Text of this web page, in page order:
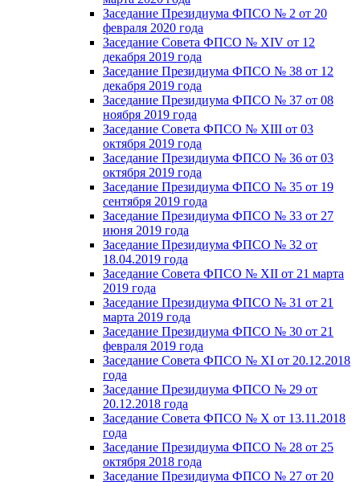
Заседание Президиума ФПСО № 2 от 20
февраля 2020 года
Заседание Совета ФПСО № XIV от 12
декабря 2019 года
Заседание Президиума ФПСО № 38 от 12
декабря 2019 года
Заседание Президиума ФПСО № 37 от 08
ноября 2019 года
Заседание Совета ФПСО № XIII от 03
октября 2019 года
Заседание Президиума ФПСО № 36 от 03
октября 2019 года
Заседание Президиума ФПСО № 35 от 19
сентября 2019 года
Заседание Президиума ФПСО № 33 от 27
июня 2019 года
Заседание Президиума ФПСО № 32 от
18.04.2019 года
Заседание Совета ФПСО № XII от 21 марта
2019 года
Заседание Президиума ФПСО № 31 от 21
марта 2019 года
Заседание Президиума ФПСО № 30 от 21
февраля 2019 года
Заседание Совета ФПСО № XI от 20.12.2018
года
Заседание Президиума ФПСО № 29 от
20.12.2018 года
Заседание Совета ФПСО № X от 13.11.2018
года
Заседание Президиума ФПСО № 28 от 25
октября 2018 года
Заседание Президиума ФПСО № 27 от 20